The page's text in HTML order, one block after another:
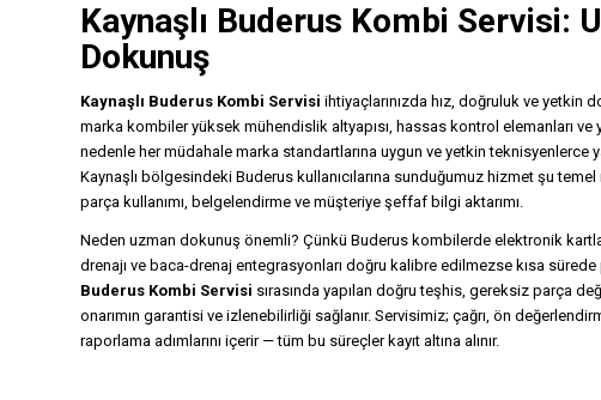
Kaynaşlı Buderus Kombi Servisi:
Dokunuş
Kaynaşlı Buderus Kombi Servisi ihtiyaçlarınızda hız, doğruluk ve yetkin
marka kombiler yüksek mühendislik altyapısı, hassas kontrol elemanları
nedenle her müdahale marka standartlarına uygun ve yetkin teknisyenlerce
Kaynaşlı bölgesindeki Buderus kullanıcılarına sunduğumuz hizmet şu
parça kullanımı, belgelendirme ve müşteriye şeffaf bilgi aktarımı.
Neden uzman dokunuş önemli? Çünkü Buderus kombilerde elektronik
drenajı ve baca-drenaj entegrasyonları doğru kalibre edilmezse kısa
Buderus Kombi Servisi sırasında yapılan doğru teşhis, gereksiz parça
onarımın garantisi ve izlenebilirliği sağlanır. Servisimiz; çağrı, ön
raporlama adımlarını içerir — tüm bu süreçler kayıt altına alınır.